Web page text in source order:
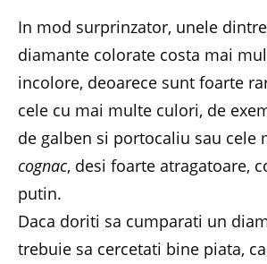
In mod surprinzator, unele
diamante colorate costa mai
incolore, deoarece sunt foarte
cele cu mai multe culori, de
de galben si portocaliu sau cele
cognac, desi foarte atragatoare,
putin.
Daca doriti sa cumparati un
trebuie sa cercetati bine piata,